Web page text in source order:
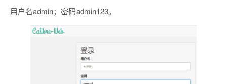
用户名admin；密码admin123。